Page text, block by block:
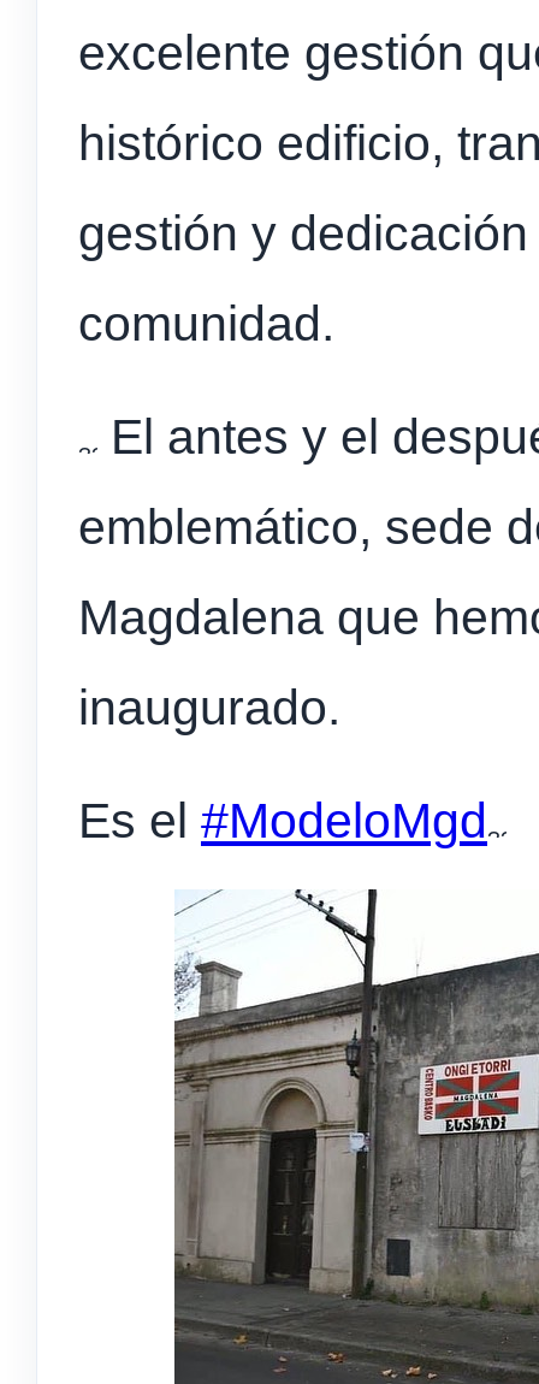
excelente gestión
histórico edificio,
gestión y
comunidad.
El antes y el
emblemático, sede
Magdalena que
inaugurado.
Es el #ModeloMgd